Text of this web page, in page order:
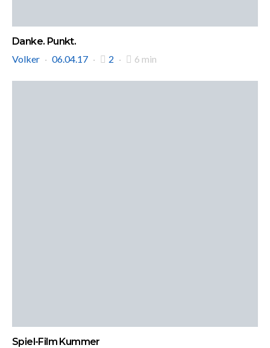
Danke. Punkt.
Volker
06.04.17 2 6 min
Spiel-Film Kummer